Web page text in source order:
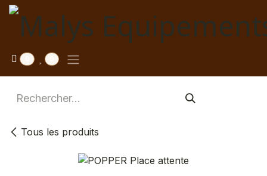
Se rendre au contenu
Tous les produits